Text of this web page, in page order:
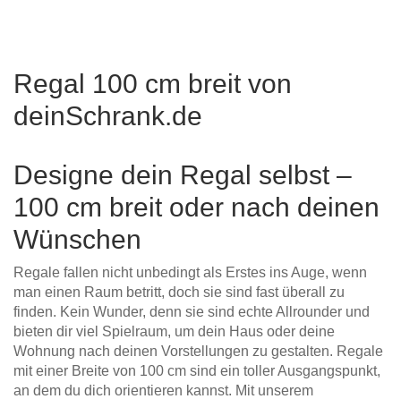
Regal 100 cm breit von
deinSchrank.de
Designe dein Regal selbst –
100 cm breit oder nach deinen
Wünschen
Regale fallen nicht unbedingt als Erstes ins Auge, wenn
man einen Raum betritt, doch sie sind fast überall zu
finden. Kein Wunder, denn sie sind echte Allrounder und
bieten dir viel Spielraum, um dein Haus oder deine
Wohnung nach deinen Vorstellungen zu gestalten. Regale
mit einer Breite von 100 cm sind ein toller Ausgangspunkt,
an dem du dich orientieren kannst. Mit unserem